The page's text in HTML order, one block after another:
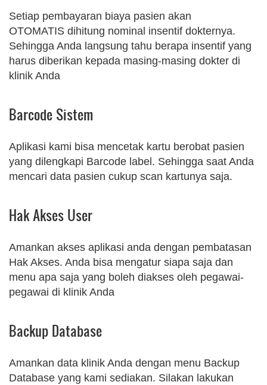
Setiap pembayaran biaya pasien akan
OTOMATIS dihitung nominal insentif dokternya.
Sehingga Anda langsung tahu berapa insentif yang
harus diberikan kepada masing-masing dokter di
klinik Anda
Barcode Sistem
Aplikasi kami bisa mencetak kartu berobat pasien
yang dilengkapi Barcode label. Sehingga saat Anda
mencari data pasien cukup scan kartunya saja.
Hak Akses User
Amankan akses aplikasi anda dengan pembatasan
Hak Akses. Anda bisa mengatur siapa saja dan
menu apa saja yang boleh diakses oleh pegawai-
pegawai di klinik Anda
Backup Database
Amankan data klinik Anda dengan menu Backup
Database yang kami sediakan. Silakan lakukan